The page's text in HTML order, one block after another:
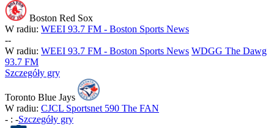
Boston Red Sox
W radiu: WEEI 93.7 FM - Boston Sports News
--
W radiu: WEEI 93.7 FM - Boston Sports News WDGG The Dawg
93.7 FM
Szczegóły gry
Toronto Blue Jays
W radiu: CJCL Sportsnet 590 The FAN
- : -Szczegóły gry